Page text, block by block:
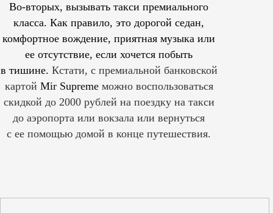
Во-вторых, вызывать такси премиального
класса. Как правило, это дорогой седан,
комфортное вождение, приятная музыка или
ее отсутствие, если хочется побыть
в тишине. Кстати, с премиальной банковской
картой Mir Supreme можно воспользоваться
скидкой до 2000 рублей на поездку на такси
до аэропорта или вокзала или вернуться
с ее помощью домой в конце путешествия.